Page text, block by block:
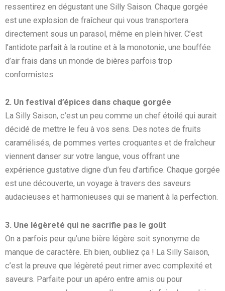
ressentirez en dégustant une Silly Saison. Chaque gorgée
est une explosion de fraîcheur qui vous transportera
directement sous un parasol, même en plein hiver. C’est
l’antidote parfait à la routine et à la monotonie, une bouffée
d’air frais dans un monde de bières parfois trop
conformistes.
2. Un festival d’épices dans chaque gorgée
La Silly Saison, c’est un peu comme un chef étoilé qui aurait
décidé de mettre le feu à vos sens. Des notes de fruits
caramélisés, de pommes vertes croquantes et de fraîcheur
viennent danser sur votre langue, vous offrant une
expérience gustative digne d’un feu d’artifice. Chaque gorgée
est une découverte, un voyage à travers des saveurs
audacieuses et harmonieuses qui se marient à la perfection.
3. Une légèreté qui ne sacrifie pas le goût
On a parfois peur qu’une bière légère soit synonyme de
manque de caractère. Eh bien, oubliez ça ! La Silly Saison,
c’est la preuve que légèreté peut rimer avec complexité et
saveurs. Parfaite pour un apéro entre amis ou pour